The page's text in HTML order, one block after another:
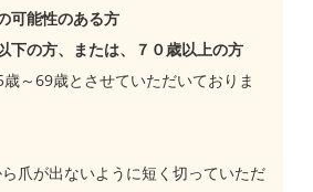
可能性のある方
下の方、または、７０歳以上の方
歳～69歳とさせていただいておりま
ら爪が出ないように短く切っていただ